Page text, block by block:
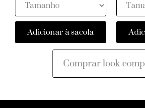
Comprar look
Adicionar à sacola